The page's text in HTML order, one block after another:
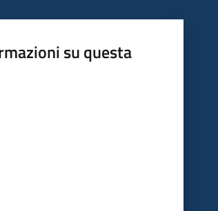
su questa